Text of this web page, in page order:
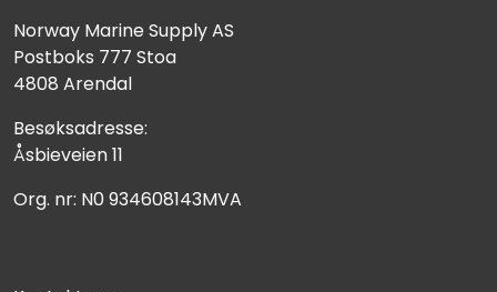
Norway Marine Supply AS
Postboks 777 Stoa
4808 Arendal
Besøksadresse:
Åsbieveien 11
Org. nr: N0 934608143MVA